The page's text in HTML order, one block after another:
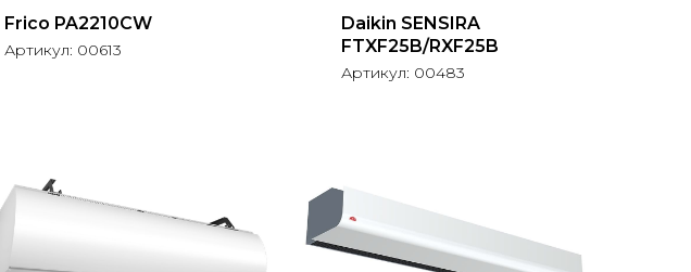
Frico PA2210CW
Артикул: 00613
Daikin SENSIRA
FTXF25B/RXF25B
Артикул: 00483